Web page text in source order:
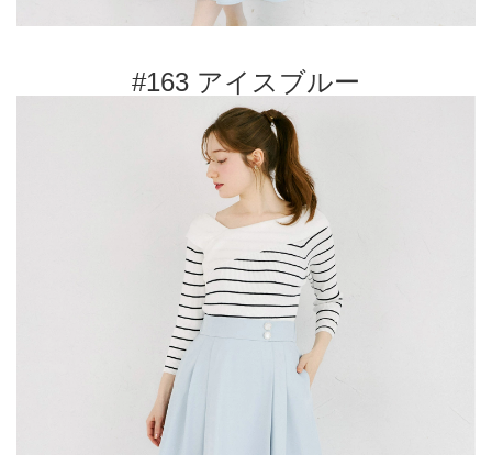
#163 アイスブルー